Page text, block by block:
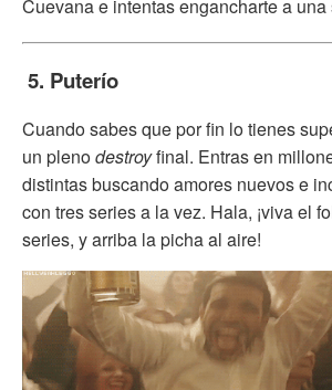
Cuevana e intentas engancharte a
5. Puterío
Cuando sabes que por fin lo tienes
un plenodestroyfinal. Entras en
distintas buscando amores nuevos e
con tres series a la vez. Hala, ¡viva el
series, y arriba la picha al aire!